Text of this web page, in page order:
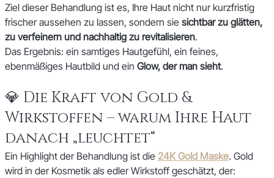
Ziel dieser Behandlung ist es, Ihre Haut nicht nur kurzfristig
frischer aussehen zu lassen, sondern sie sichtbar zu glätten,
zu verfeinern und nachhaltig zu revitalisieren.
Das Ergebnis: ein samtiges Hautgefühl, ein feines,
ebenmäßiges Hautbild und ein Glow, der man sieht.
💎 Die Kraft von Gold &
Wirkstoffen – warum Ihre Haut
danach „leuchtet“
Ein Highlight der Behandlung ist die 24K Gold Maske. Gold
wird in der Kosmetik als edler Wirkstoff geschätzt, der: